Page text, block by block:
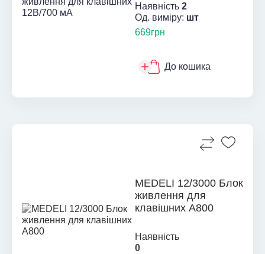
Наявність 2
Од. виміру: шт
669грн
До кошика
MEDELI 12/3000 Блок
живлення для
клавішних A800
Наявність
0